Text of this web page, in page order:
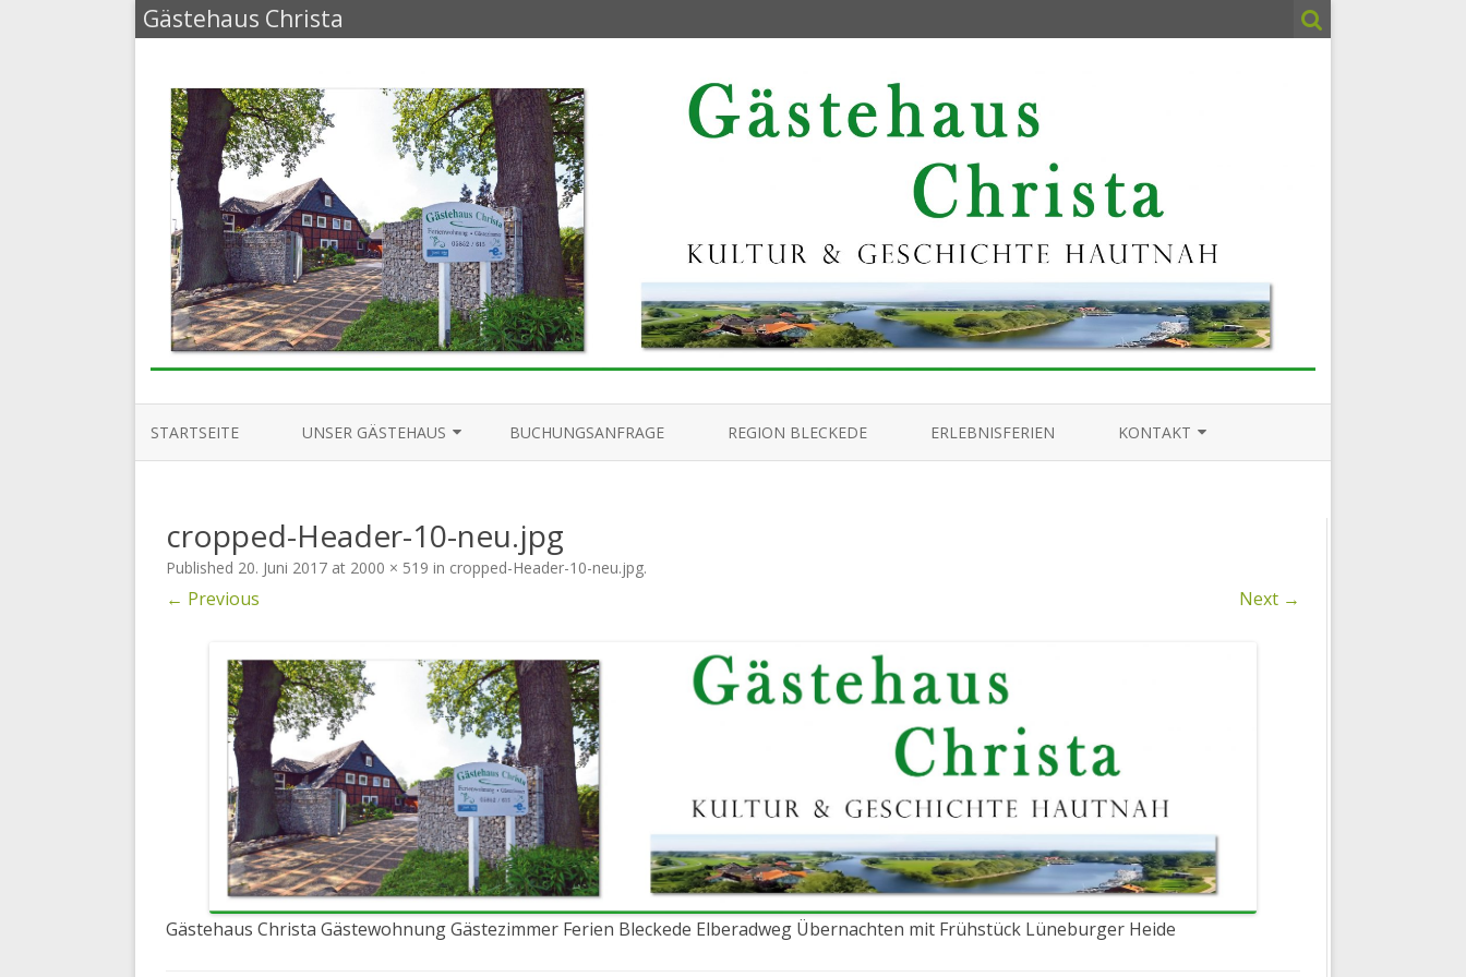
Gästehaus Christa
to
STARTSEITE UNSER GÄSTEHAUS
GÄSTEZIMMER
BUCHUNGSANFRAGE REGION BLECKEDE ERLEBNISFERIEN KONTAKT
cropped-Header-10-neu.jpg
Published 20. Juni 2017 at 2000 × 519 in cropped-Header-10-neu.jpg.
← Previous Next →
Gästehaus Christa Gästewohnung Gästezimmer Ferien Bleckede Elberadweg Übernachten mit Frühstück Lüneburger Heide